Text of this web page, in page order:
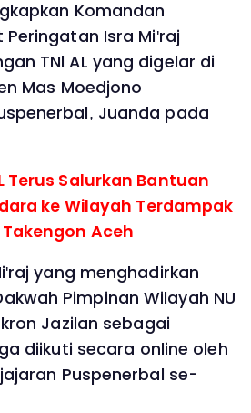
Komandan
Isra Mi'raj
TNl AL yang digelar di
Mas Moedjono
Juanda pada
Terus Salurkan Bantuan
ke Wilayah Terdampak
Aceh
yang menghadirkan
Pimpinan Wilayah NU
Jazilan sebagai
diikuti secara online oleh
Puspenerbal se-